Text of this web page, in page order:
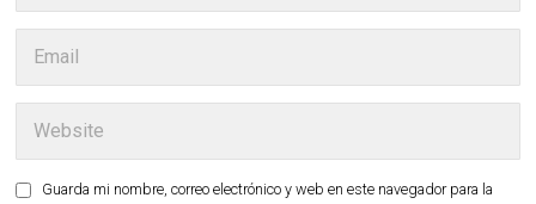
Guarda mi nombre, correo electrónico y web en este navegador para la